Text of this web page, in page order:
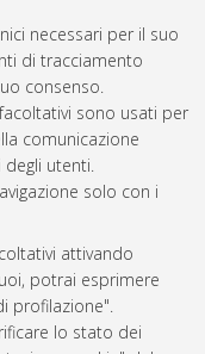
necessari per il suo
di tracciamento
consenso.
sono usati per
comunicazione
utenti.
solo con i
attivando
potrai esprimere
profilazione".
lo stato dei